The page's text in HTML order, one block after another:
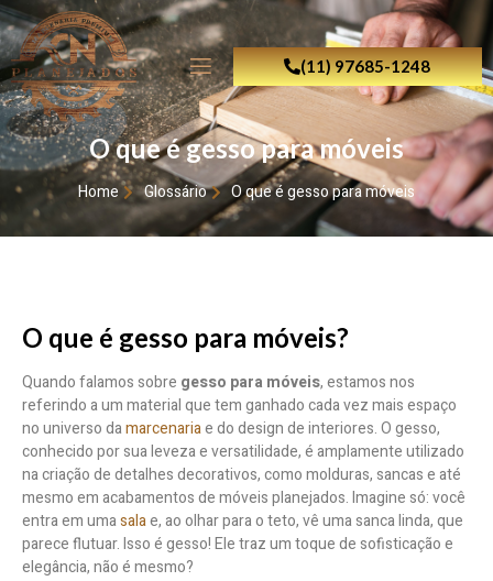
(11) 97685-1248
O que é gesso para móveis
Home Glossário O que é gesso para móveis
O que é gesso para móveis?
Quando falamos sobre gesso para móveis, estamos nos
referindo a um material que tem ganhado cada vez mais espaço
no universo damarcenariae do design de interiores. O gesso,
conhecido por sua leveza e versatilidade, é amplamente utilizado
na criação de detalhes decorativos, como molduras, sancas e até
mesmo em acabamentos de móveis planejados. Imagine só: você
entra em umasalae, ao olhar para o teto, vê uma sanca linda, que
parece flutuar. Isso é gesso! Ele traz um toque de sofisticação e
elegância, não é mesmo?